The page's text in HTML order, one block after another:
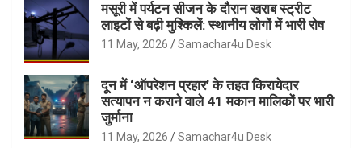
मसूरी में पर्यटन सीजन के दौरान खराब स्ट्रीट
लाइटों से बढ़ी मुश्किलें: स्थानीय लोगों में भारी रोष
11 May, 2026 Samachar4u Desk
दून में ‘ऑपरेशन प्रहार’ के तहत किरायेदार
सत्यापन न कराने वाले 41 मकान मालिकों पर भारी
जुर्माना
11 May, 2026 Samachar4u Desk